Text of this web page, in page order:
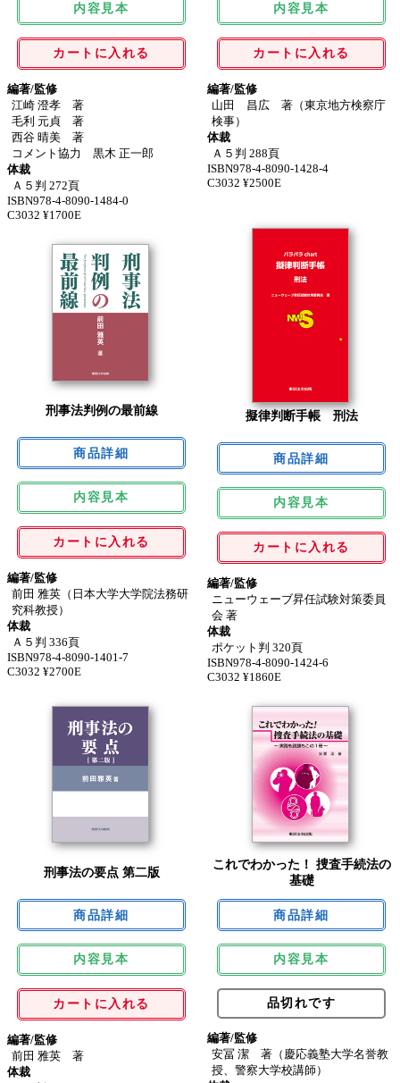
内容見本
カートに入れる
編著/監修
江崎 澄孝 著
毛利 元貞 著
西谷 晴美 著
コメント協力 黒木 正一郎
体裁
Ａ５判 272頁
ISBN978-4-8090-1484-0
C3032 ¥1700E
内容見本
カートに入れる
編著/監修
山田 昌広 著（東京地方検察庁
検事）
体裁
Ａ５判 288頁
ISBN978-4-8090-1428-4
C3032 ¥2500E
刑事法判例の最前線
内容見本
カートに入れる
編著/監修
前田 雅英（日本大学大学院法務研
究科教授）
体裁
Ａ５判 336頁
ISBN978-4-8090-1401-7
C3032 ¥2700E
擬律判断手帳 刑法
内容見本
カートに入れる
編著/監修
ニューウェーブ昇任試験対策委員
会 著
体裁
ポケット判 320頁
ISBN978-4-8090-1424-6
C3032 ¥1860E
刑事法の要点 第二版
内容見本
カートに入れる
編著/監修
前田 雅英 著
体裁
これでわかった！ 捜査手続法の
基礎
内容見本
品切れです
編著/監修
安冨 潔 著（慶応義塾大学名誉教
授、警察大学校講師）